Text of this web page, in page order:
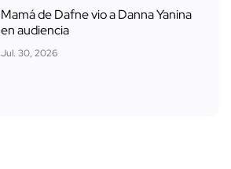
Mamá de Dafne vio a Danna Yanina
en audiencia
Jul. 30, 2026